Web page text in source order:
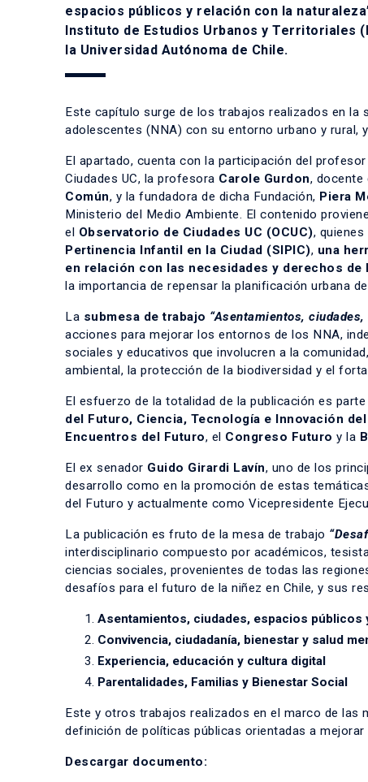
espacios públicos y relación con la
Instituto de Estudios Urbanos y Territoriales
la Universidad Autónoma de Chile.
Este capítulo surge de los trabajos realizados en la
adolescentes (NNA) con su entorno urbano y rural,
El apartado, cuenta con la participación del profesor
Ciudades UC, la profesora Carole Gurdon, docente
Común, y la fundadora de dicha Fundación, Piera
Ministerio del Medio Ambiente. El contenido
el Observatorio de Ciudades UC (OCUC),
Pertinencia Infantil en la Ciudad (SIPIC), una
en relación con las necesidades y derechos
la importancia de repensar la planificación urbana
La submesa de trabajo “Asentamientos,
acciones para mejorar los entornos de los NNA,
sociales y educativos que involucren a la
ambiental, la protección de la biodiversidad y el
El esfuerzo de la totalidad de la publicación es
del Futuro, Ciencia, Tecnología e Innovación
Encuentros del Futuro, el Congreso Futuro y la
El ex senador Guido Girardi Lavín, uno de los
desarrollo como en la promoción de estas
del Futuro y actualmente como Vicepresidente
La publicación es fruto de la mesa de trabajo
interdisciplinario compuesto por académicos,
ciencias sociales, provenientes de todas las
desafíos para el futuro de la niñez en Chile, y sus
Asentamientos, ciudades, espacios públicos
Convivencia, ciudadanía, bienestar y salud
Experiencia, educación y cultura digital
Parentalidades, Familias y Bienestar Social
Este y otros trabajos realizados en el marco de las
definición de políticas públicas orientadas a
Descargar documento: